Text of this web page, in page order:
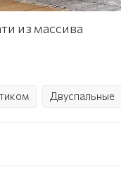
из массива
Двуспальные